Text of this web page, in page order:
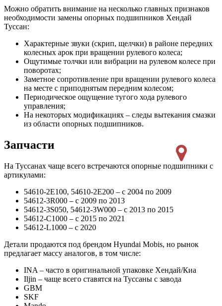
Можно обратить внимание на несколько главных признаков
необходимости замены опорных подшипников Хендай
Туссан:
Характерные звуки (скрип, щелчки) в районе передних
колесных арок при вращении рулевого колеса;
Ощутимые толчки или вибрации на рулевом колесе при
поворотах;
Заметное сопротивление при вращении рулевого колеса
на месте с приподнятым передним колесом;
Периодическое ощущение тугого хода рулевого
управления;
На некоторых модификациях – следы вытекания смазки
из области опорных подшипников.
Запчасти
На Туссанах чаще всего встречаются опорные подшипники с
артикулами:
54610-2E100, 54610-2E200 – с 2004 по 2009
54612-3R000 – с 2009 по 2013
54612-3S050, 54612-3W000 – с 2013 по 2015
54612-C1000 – с 2015 по 2021
54612-L1000 – с 2020
Детали продаются под брендом Hyundai Mobis, но рынок
предлагает массу аналогов, в том числе:
INA – часто в оригинальной упаковке Хендай/Киа
Iljin – чаще всего ставятся на Туссаны с завода
GBM
SKF